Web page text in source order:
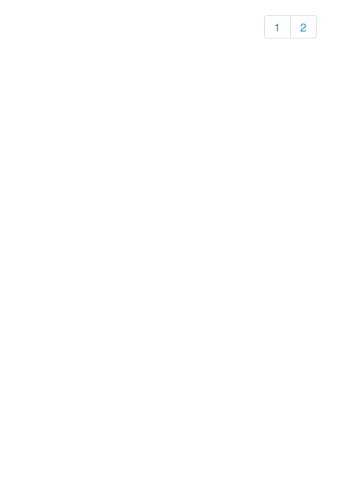
1 2